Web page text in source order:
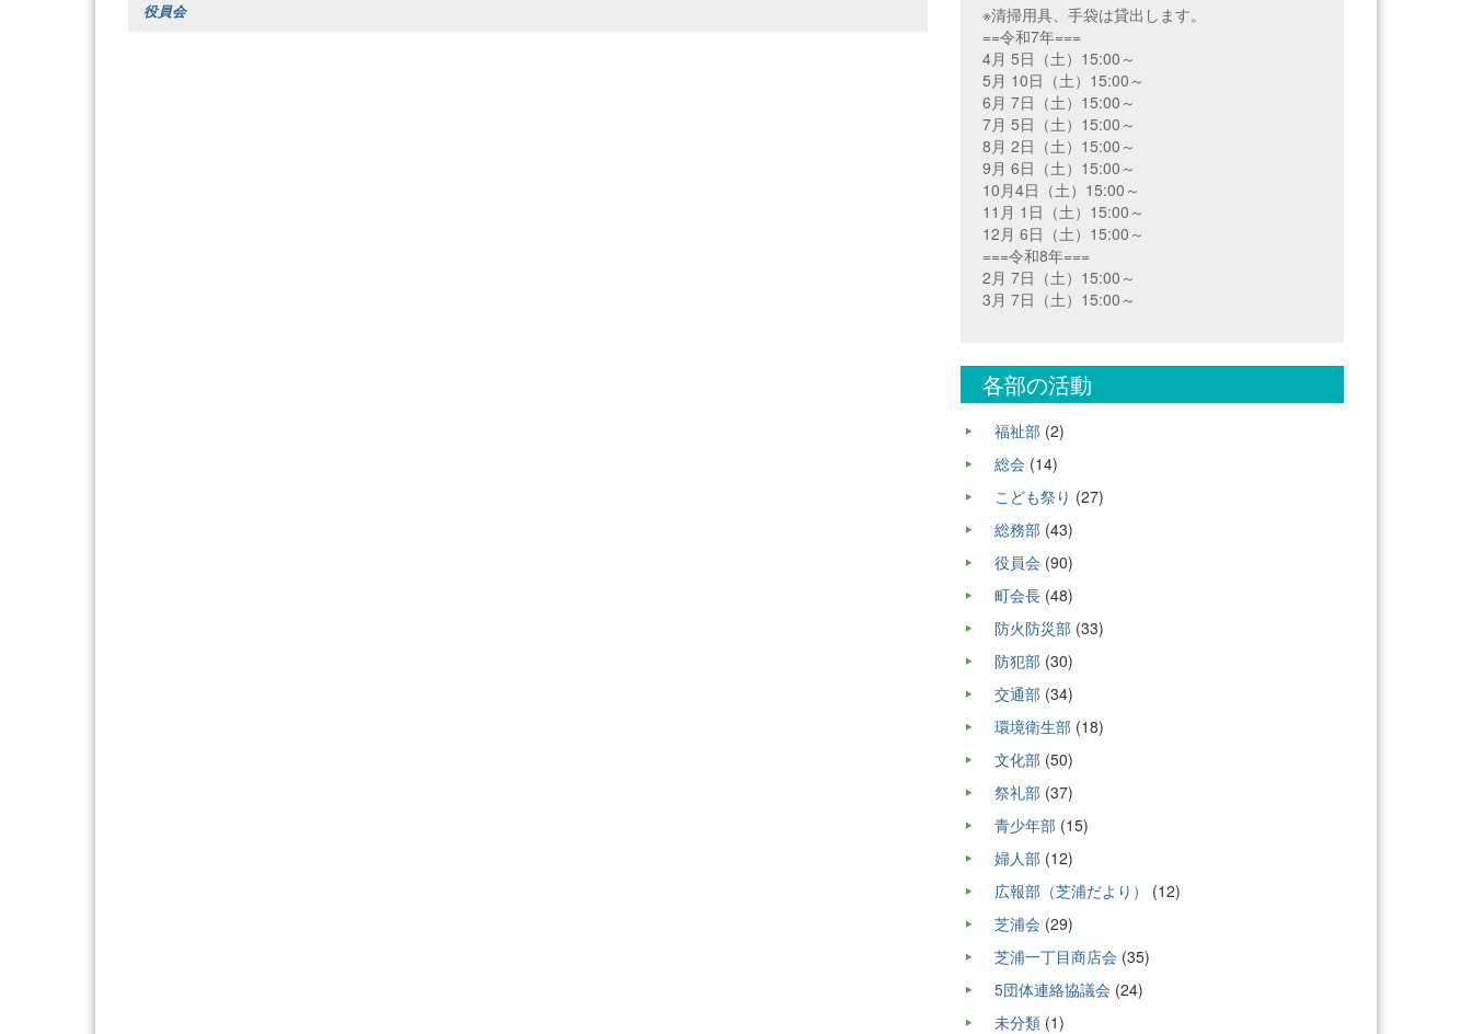
役員会
※清掃用具、手袋は貸出します。
==令和7年===
4月 5日（土）15:00～
5月 10日（土）15:00～
6月 7日（土）15:00～
7月 5日（土）15:00～
8月 2日（土）15:00～
9月 6日（土）15:00～
10月4日（土）15:00～
11月 1日（土）15:00～
12月 6日（土）15:00～
===令和8年===
2月 7日（土）15:00～
3月 7日（土）15:00～
各部の活動
福祉部 (2)
総会 (14)
こども祭り (27)
総務部 (43)
役員会 (90)
町会長 (48)
防火防災部 (33)
防犯部 (30)
交通部 (34)
環境衛生部 (18)
文化部 (50)
祭礼部 (37)
青少年部 (15)
婦人部 (12)
広報部（芝浦だより）
(12)
芝浦会 (29)
芝浦一丁目商店会 (35)
5団体連絡協議会 (24)
未分類 (1)